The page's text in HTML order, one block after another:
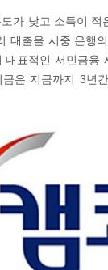
가 낮고 소득이 적
대출을 시중 은행
대표적인 서민금융
금은 지금까지 3년